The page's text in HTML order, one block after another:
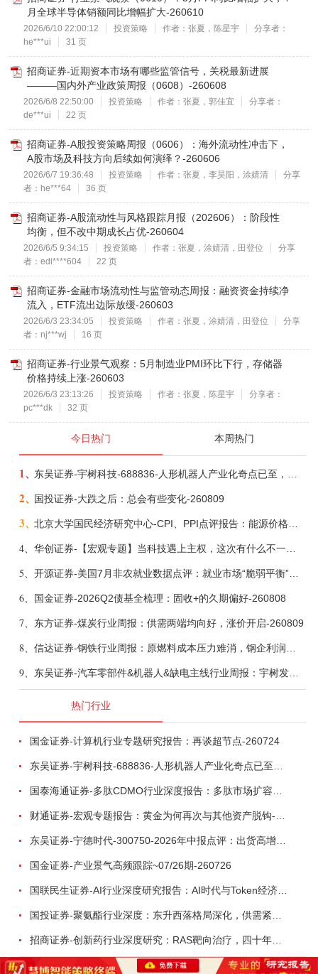
月全球半导体销额同比增幅扩大-260610
2026/6/10 22:00:12 投资策略 作者：张夏，陈星宇
分享者：
he***ui
31 页
招商证券-近期资本市场有哪些监管信号，关税最新进展
———国内外产业政策周报（0608）-260608
2026/6/8 22:50:00 投资策略 作者：张夏，郭佳宜
分享者：
de***ui
22 页
招商证券-A股投资策略周报（0606）：海外流动性冲击下，
A股市场及科技方向后续如何演绎？-260606
2026/6/7 19:36:48 投资策略 作者：张夏，李昊阳，涂婧清
分享
者：he***64
36 页
招商证券-A股流动性与风格跟踪月报（202606）：阶段性
均衡，但不改中期成长占优-260604
2026/6/5 9:34:15 投资策略 作者：张夏，涂婧清，田登位
分享
者：edi****604
22 页
招商证券-金融市场流动性与监管动态周报：融资资金持续净
流入，ETF流出边际放缓-260603
2026/6/3 23:34:05 投资策略 作者：张夏，涂婧清，田登位
分享
者：nj***wj
16 页
招商证券-行业景气观察：5月制造业PMI环比下行，存储器
价格持续上涨-260603
2026/6/3 23:13:26 投资策略 作者：张夏，陈星宇
分享者：
pc***dk
32 页
今日热门 本周热门
1、
2、国投证券-大跌之后：总会有些变化-260809
3、 北京大学国民经济研究中心-CPI、PPI点评报告：能源价格继续下降，通胀率小幅走低-260809
4、 华创证券-【宏观专题】当科技遇上主权，这次有什么不一样？——海外科技思辨系列五-260808
5、 开源证券-美国7月非农就业数据点评：就业市场“脆弱平衡”，美联储加息动力并不高-260808
6、 国金证券-2026Q2债基全梳理：固收+的久期偏好-260808
7、 东方证券-煤炭行业周报：供需两端均向好，涨价开启-260809
8、
9、 东吴证券-汽车零部件&机器人&缺电主线行业周报：宇树发行价确认，卡特彼勒重启中速机项目-260809
热门行业
国金证券-计算机行业专题研究报告：再谈超节点-260724
东吴证券-宁德时代-300750-2026年中报点评：出货高增业绩稳健，回购彰显龙头信心-260726
国金证券-产业景气高频跟踪~07/26期-260726
国联民生证券-AI行业深度研究报告：AI时代与Token经济，从技术符号到数字石油-260801
招商证券-创新药行业深度研究：RAS靶向治疗，四十年不可成药的终结，与终结之后的治疗格局演化-260805